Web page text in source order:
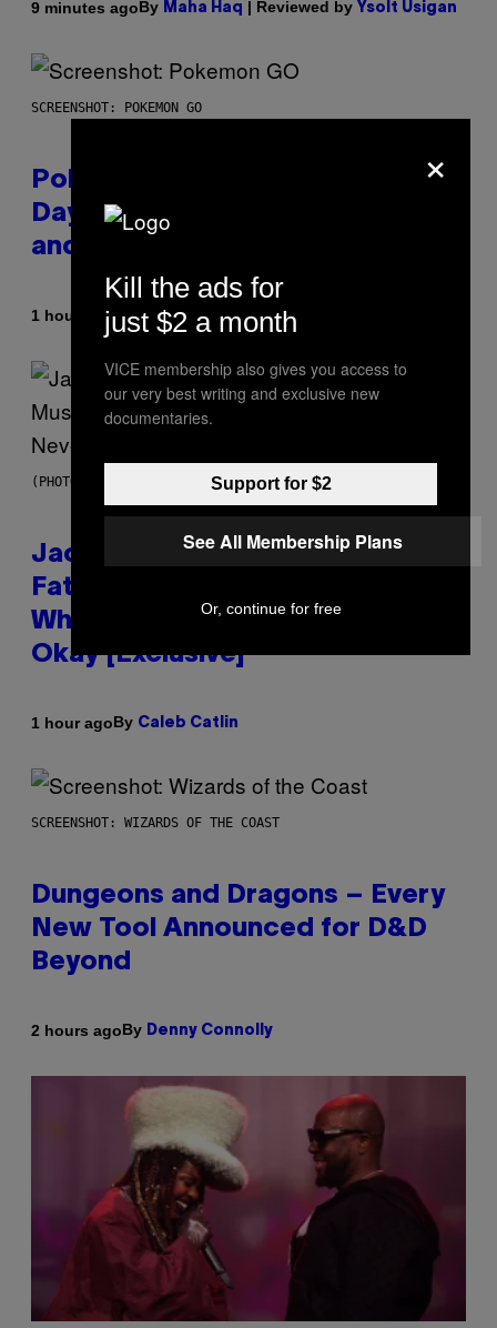
9 minutes agoBy Maha Haq | Reviewed by Ysolt Usigan
SCREENSHOT: POKEMON GO
Pokémon GO Fire and Ice Hatch
Day Event Guide – All Bonuses
and Special Hatches
1 hour agoByDenny Connolly
(PHOTO VIA CAM KIRK)
Jacquees on ‘Mood 2’,
Fatherhood, Gospel Music, and
Why Simping Is (Almost) Never
Okay [Exclusive]
1 hour agoBy Caleb Catlin
SCREENSHOT: WIZARDS OF THE COAST
Dungeons and Dragons – Every
New Tool Announced for D&D
Beyond
2 hours agoBy Denny Connolly
×
Kill the ads for
just $2 a month
VICE membership also gives you access to
our very best writing and exclusive new
documentaries.
Support for $2
See All Membership Plans
Or, continue for free